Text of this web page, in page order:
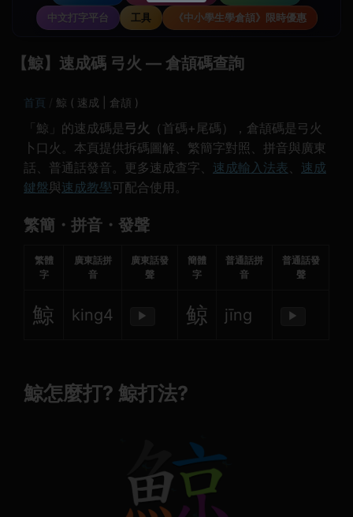
中文打字平台
工具 《中小學生學倉頡》限時優惠
【鯨】速成碼 弓火 — 倉頡碼查詢
首頁 鯨 ( 速成 | 倉頡 )
「鯨」的速成碼是 弓火 （首碼+尾碼），倉頡碼是弓火
卜口火。本頁提供拆碼圖解、繁簡字對照、拼音與廣東
話、普通話發音。更多速成查字、 速成輸入法表、 速成
鍵盤與速成教學可配合使用。
繁簡・拼音・發聲
繁體
字
廣東話拼
音
廣東話發
聲
簡體
字
普通話拼
音
普通話發
聲
鯨 king4 ▶ 鲸 jīng ▶
鯨怎麼打? 鯨打法?